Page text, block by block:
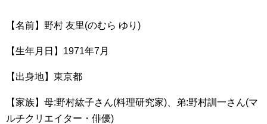
【名前】野村 友里(のむら ゆり)
【生年月日】1971年7月
【出身地】東京都
【家族】母:野村紘子さん(料理研究家)、弟:野村訓一さん(マ
ルチクリエイター・俳優)